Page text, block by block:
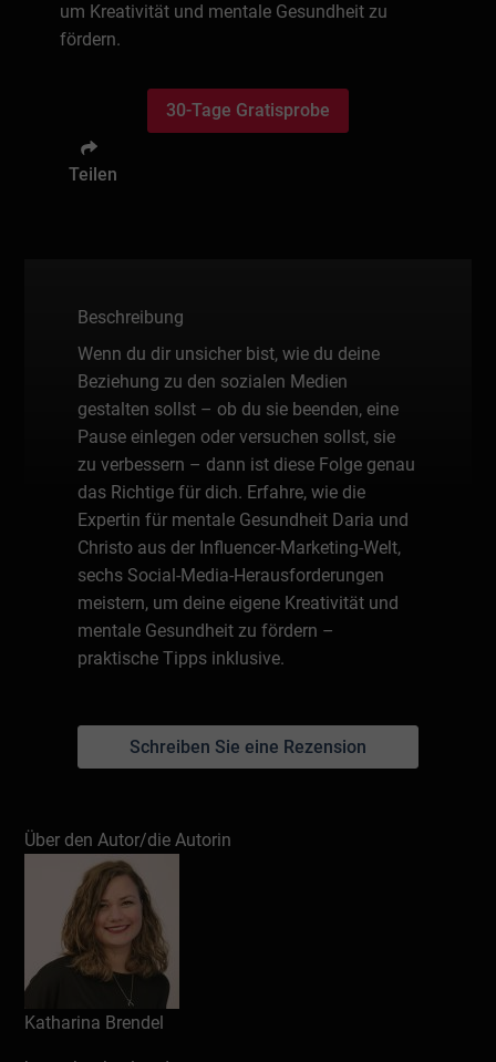
um Kreativität und mentale Gesundheit zu
fördern.
30-Tage Gratisprobe
Teilen
Beschreibung
Wenn du dir unsicher bist, wie du deine
Beziehung zu den sozialen Medien
gestalten sollst – ob du sie beenden, eine
Pause einlegen oder versuchen sollst, sie
zu verbessern – dann ist diese Folge genau
das Richtige für dich. Erfahre, wie die
Expertin für mentale Gesundheit Daria und
Christo aus der Influencer-Marketing-Welt,
sechs Social-Media-Herausforderungen
meistern, um deine eigene Kreativität und
mentale Gesundheit zu fördern –
praktische Tipps inklusive.
Schreiben Sie eine Rezension
Über den Autor/die Autorin
Katharina Brendel